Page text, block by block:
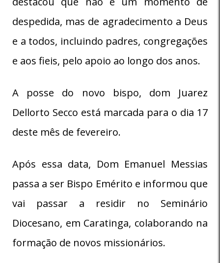
despedida, mas de agradecimento a Deus
e a todos, incluindo padres, congregações
e aos fieis, pelo apoio ao longo dos anos.
A posse do novo bispo, dom Juarez
Dellorto Secco está marcada para o dia 17
deste mês de fevereiro.
Após essa data, Dom Emanuel Messias
passa a ser Bispo Emérito e informou que
vai passar a residir no Seminário
Diocesano, em Caratinga, colaborando na
formação de novos missionários.